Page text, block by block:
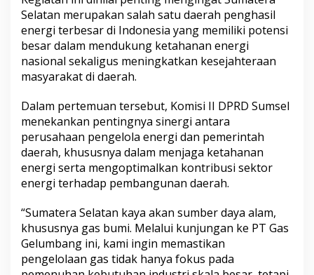
l
u
m
b
a
n
d
i
M
u
a
r
E
i
m
Selatan merupakan salah satu daerah penghasil
energi terbesar di Indonesia yang memiliki potensi
besar dalam mendukung ketahanan energi
nasional sekaligus meningkatkan kesejahteraan
masyarakat di daerah.
Dalam pertemuan tersebut, Komisi II DPRD Sumsel
menekankan pentingnya sinergi antara
perusahaan pengelola energi dan pemerintah
daerah, khususnya dalam menjaga ketahanan
energi serta mengoptimalkan kontribusi sektor
energi terhadap pembangunan daerah.
“Sumatera Selatan kaya akan sumber daya alam,
khususnya gas bumi. Melalui kunjungan ke PT Gas
Gelumbang ini, kami ingin memastikan
pengelolaan gas tidak hanya fokus pada